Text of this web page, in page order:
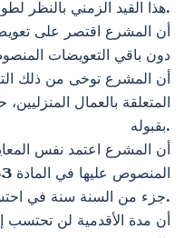
هذا القيد الزمني بالنظر لطول مدته فقد أصر عليه المشرع.
دون باقي التعويضات
أن المشرع توخى من ذلك
المتعلقة بالعمال
بقبوله.
جزء من السنة سنة في احتساب التعويض.